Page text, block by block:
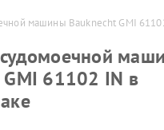
машины Bauknecht GMI
61102 IN в